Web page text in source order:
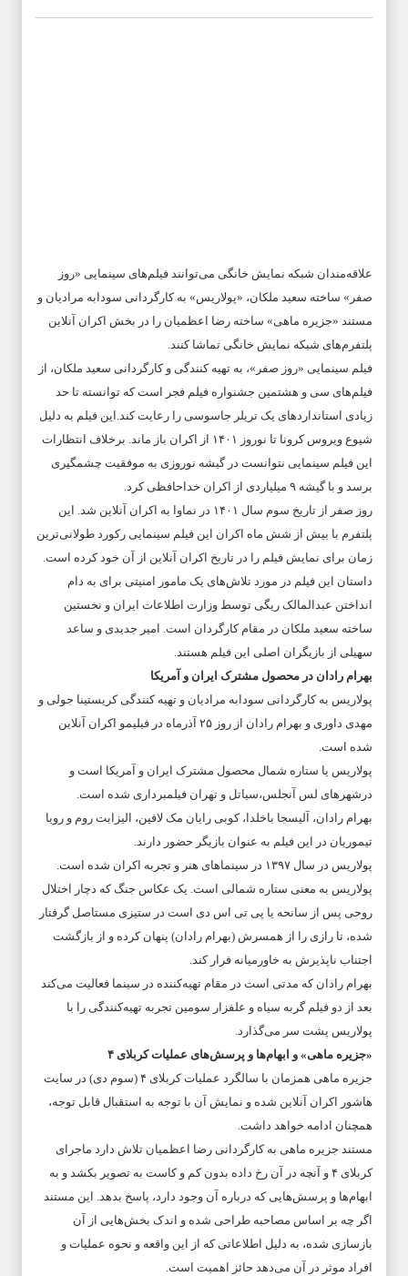
علاقه‌مندان شبکه نمایش خانگی می‌توانند فیلم‌های سینمایی «روز
صفر» ساخته سعید ملکان، «پولاریس» به کارگردانی سودابه مرادیان و
مستند «جزیره ماهی» ساخته رضا اعظمیان را در بخش اکران آنلاین
پلتفرم‌های شبکه نمایش خانگی تماشا کنند.
فیلم سینمایی «روز صفر»، به تهیه کنندگی و کارگردانی سعید ملکان، از
فیلم‌های سی و هشتمین جشنواره فیلم فجر است که توانسته تا حد
زیادی استانداردهای یک تریلر جاسوسی را رعایت کند.این فیلم به دلیل
شیوع ویروس کرونا تا نوروز ۱۴۰۱ از اکران باز ماند. برخلاف انتظارات
این فیلم سینمایی نتوانست در گیشه نوروزی به موفقیت چشمگیری
برسد و با گیشه ۹ میلیاردی از اکران خداحافظی کرد.
روز صفر از تاریخ سوم سال ۱۴۰۱ در نماوا به اکران آنلاین شد. این
پلتفرم با بیش از شش ماه اکران این فیلم سینمایی رکورد طولانی‌ترین
زمان برای نمایش فیلم را در تاریخ اکران آنلاین از آن خود کرده است.
داستان این فیلم در مورد تلاش‌های یک مامور امنیتی برای به دام
انداختن عبدالمالک ریگی توسط وزارت اطلاعات ایران و نخستین
ساخته سعید ملکان در مقام کارگردان است. امیر جدیدی و ساعد
سهیلی از بازیگران اصلی این فیلم هستند.
بهرام رادان در محصول مشترک ایران و آمریکا
پولاریس به کارگردانی سودابه مرادیان و تهیه کنندگی کریستینا جولی و
مهدی داوری و بهرام رادان از روز ۲۵ آذرماه در فیلیمو اکران آنلاین
شده است.
پولاریس یا ستاره شمال محصول مشترک ایران و آمریکا است و
درشهرهای لس آنجلس،سیاتل و تهران فیلمبرداری شده است.
بهرام رادان، آلیسجا باخلدا، کوبی رایان مک لافین، الیزابت روم و رویا
تیموریان در این فیلم به عنوان بازیگر حضور دارند.
پولاریس در سال ۱۳۹۷ در سینماهای هنر و تجربه اکران شده است.
پولاریس به معنی ستاره شمالی است. یک عکاس جنگ که دچار اختلال
روحی پس از سانحه یا پی تی اس دی است در ستیزی مستاصل گرفتار
شده، تا رازی را از همسرش (بهرام رادان) پنهان کرده و از بازگشت
اجتناب ناپذیرش به خاورمیانه فرار کند.
بهرام رادان که مدتی‌ است در مقام تهیه‌کننده در سینما فعالیت می‌کند
بعد از دو فیلم گربه سیاه و علفزار سومین تجربه تهیه‌کنندگی را با
پولاریس پشت سر می‌گذارد.
«جزیره ماهی» و ابهام‌ها و پرسش‌های عملیات کربلای ۴
جزیره ماهی همزمان با سالگرد عملیات کربلای ۴ (سوم دی) در سایت
هاشور اکران آنلاین شده و نمایش آن با توجه به استقبال قابل توجه،
همچنان ادامه خواهد داشت.
مستند جزیره ماهی به کارگردانی رضا اعظمیان تلاش دارد ماجرای
کربلای ۴ و آنچه در آن رخ داده بدون کم و کاست به تصویر بکشد و به
ابهام‌ها و پرسش‌هایی که درباره آن وجود دارد، پاسخ بدهد. این مستند
اگر چه بر اساس مصاحبه طراحی شده و اندک بخش‌هایی از آن
بازسازی شده، به دلیل اطلاعاتی که از این واقعه و نحوه عملیات و
افراد موثر در آن می‌دهد حائز اهمیت است.